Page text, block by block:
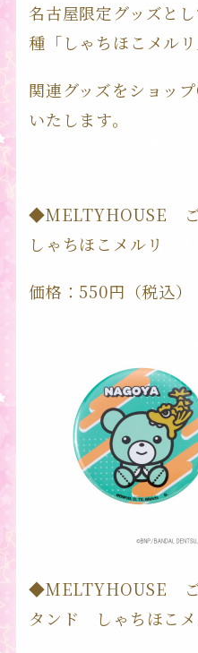
名古屋限定グッズと
種「しゃちほこメルリ
関連グッズをショッ
いたします。
◆MELTYHOUSE
しゃちほこメルリ
価格：550円（税込）
◆MELTYHOUSE ご
タンド しゃちほこメ